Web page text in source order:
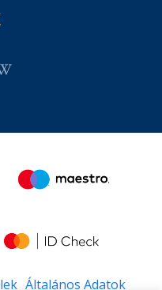
Általános Adatok